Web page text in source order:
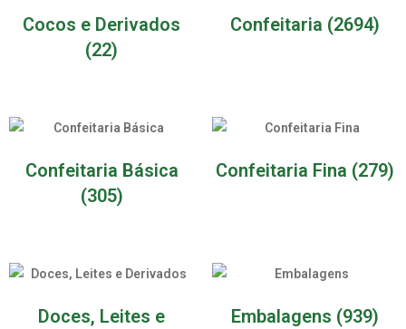
Cocos e Derivados
(22)
Confeitaria (2694)
Confeitaria Básica
(305)
Confeitaria Fina (279)
Doces, Leites e
Embalagens (939)